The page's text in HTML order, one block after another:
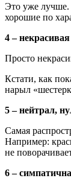
Это уже лучше.
хорошие по
4 – некрасивая
Просто
Кстати, как
нарыл
5 – нейтрал,
Самая
Например:
не
6 –